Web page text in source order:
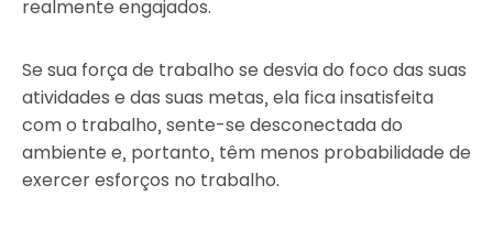
realmente engajados.
Se sua força de trabalho se desvia do foco das suas
atividades e das suas metas, ela fica insatisfeita
com o trabalho, sente-se desconectada do
ambiente e, portanto, têm menos probabilidade de
exercer esforços no trabalho.